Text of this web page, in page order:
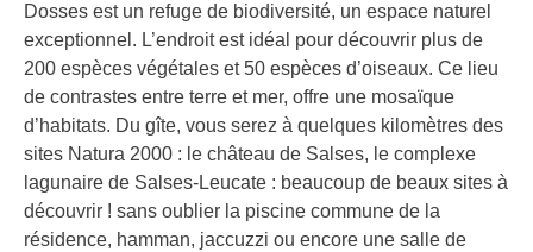
Dosses est un refuge de biodiversité, un espace naturel
exceptionnel. L’endroit est idéal pour découvrir plus de
200 espèces végétales et 50 espèces d’oiseaux. Ce lieu
de contrastes entre terre et mer, offre une mosaïque
d’habitats. Du gîte, vous serez à quelques kilomètres des
sites Natura 2000 : le château de Salses, le complexe
lagunaire de Salses-Leucate : beaucoup de beaux sites à
découvrir ! sans oublier la piscine commune de la
résidence, hamman, jaccuzzi ou encore une salle de